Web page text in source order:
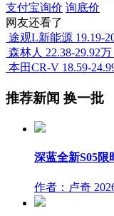
支付宝询价 询底价
网友还看了
途观L新能源 19.19-
森林人 22.38-29.92万
本田CR-V 18.59-
推荐新闻 换一批
深蓝全新S05限
作者：卢奇